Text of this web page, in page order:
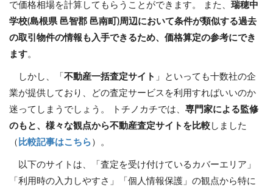
で価格相場を計算してもらうことができます。 また、 瑞穂中
学校(島根県 邑智郡 邑南町)周辺において条件が類似する過去
の取引物件の情報も入手できるため、価格算定の参考にでき
ます。
しかし、「 不動産一括査定サイト 」といっても十数社の企
業が提供しており、どの査定サービスを利用すればいいのか
迷ってしまうでしょう。 トチノカチでは、 専門家による監修
のもと、様々な観点から不動産査定サイトを比較 しました
（ 比較記事はこちら ）。
以下のサイトは、「査定を受け付けているカバーエリア」
「利用時の入力しやすさ」「個人情報保護」の観点から特に